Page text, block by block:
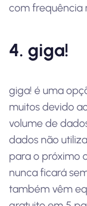
com frequência
4. giga!
giga! é uma
muitos devido
volume de
dados não
para o próximo
nunca ficará
também vêm